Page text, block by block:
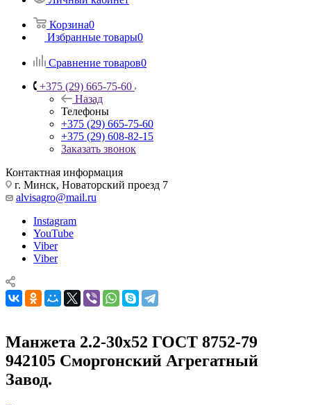
Корзина0
Избранные товары0
Сравнение товаров0
+375 (29) 665-75-60
Назад
Телефоны
+375 (29) 665-75-60
+375 (29) 608-82-15
Заказать звонок
Контактная информация
г. Минск, Новаторский проезд 7
alvisagro@mail.ru
Instagram
YouTube
Viber
Viber
Манжета 2.2-30х52 ГОСТ 8752-79
942105 Сморгонский Агрегатный
Завод.